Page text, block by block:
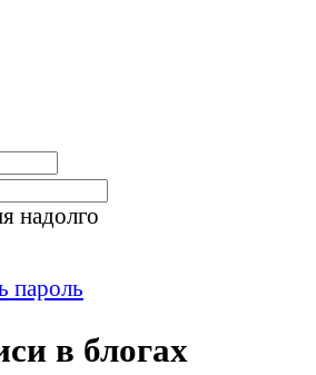
надолго
пароль
в блогах